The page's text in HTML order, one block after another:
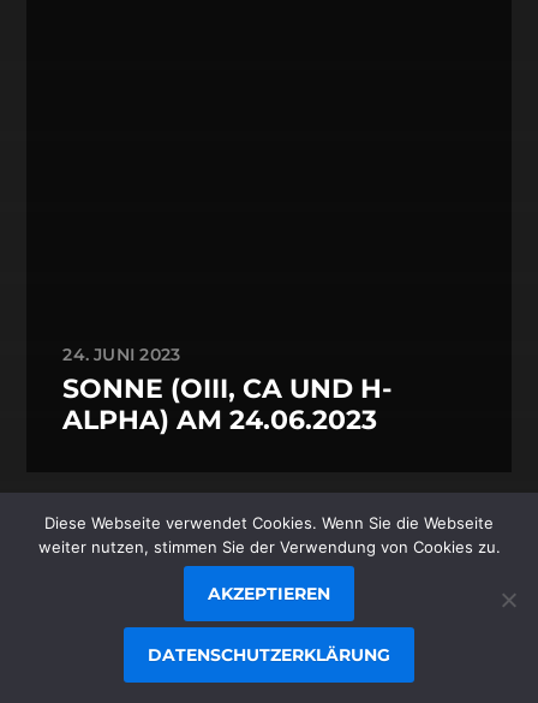
24. JUNI 2023
SONNE (OIII, CA UND H-
ALPHA) AM 24.06.2023
© 1996-2026STEFAN JUNGER/
JUNGER.NET
THEMA VONANDERS NORÉN
Diese Webseite verwendet Cookies. Wenn Sie die Webseite
weiter nutzen, stimmen Sie der Verwendung von Cookies zu.
AKZEPTIEREN
DATENSCHUTZERKLÄRUNG